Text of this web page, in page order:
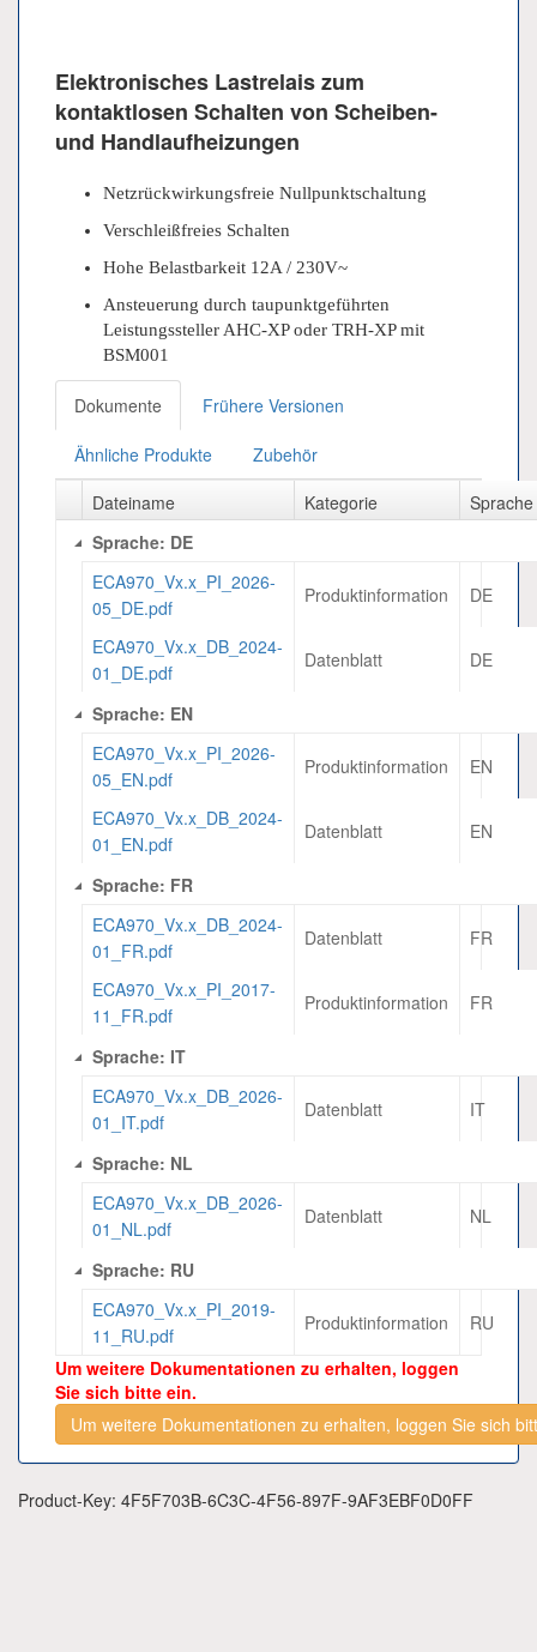
Elektronisches Lastrelais zum
kontaktlosen Schalten von Scheiben-
und Handlaufheizungen
Netzrückwirkungsfreie Nullpunktschaltung
Verschleißfreies Schalten
Hohe Belastbarkeit 12A / 230V~
Ansteuerung durch taupunktgeführten
Leistungssteller AHC-XP oder TRH-XP mit
BSM001
Dokumente Frühere Versionen
Ähnliche Produkte
Zubehör
Dateiname
Kategorie
Sprache
Sprache: DE
ECA970_Vx.x_PI_2026-
05_DE.pdf
Produktinformation DE
ECA970_Vx.x_DB_2024-
01_DE.pdf
Datenblatt DE
Sprache: EN
ECA970_Vx.x_PI_2026-
05_EN.pdf
Produktinformation EN
ECA970_Vx.x_DB_2024-
01_EN.pdf
Datenblatt EN
Sprache: FR
ECA970_Vx.x_DB_2024-
01_FR.pdf
Datenblatt FR
ECA970_Vx.x_PI_2017-
11_FR.pdf
Produktinformation FR
Sprache: IT
ECA970_Vx.x_DB_2026-
01_IT.pdf
Datenblatt IT
Sprache: NL
ECA970_Vx.x_DB_2026-
01_NL.pdf
Datenblatt NL
Sprache: RU
ECA970_Vx.x_PI_2019-
11_RU.pdf
Produktinformation
RU
Um weitere Dokumentationen zu erhalten, loggen
Sie sich bitte ein.
Um weitere Dokumentationen zu erhalten, loggen Sie sich
Product-Key: 4F5F703B-6C3C-4F56-897F-9AF3EBF0D0FF